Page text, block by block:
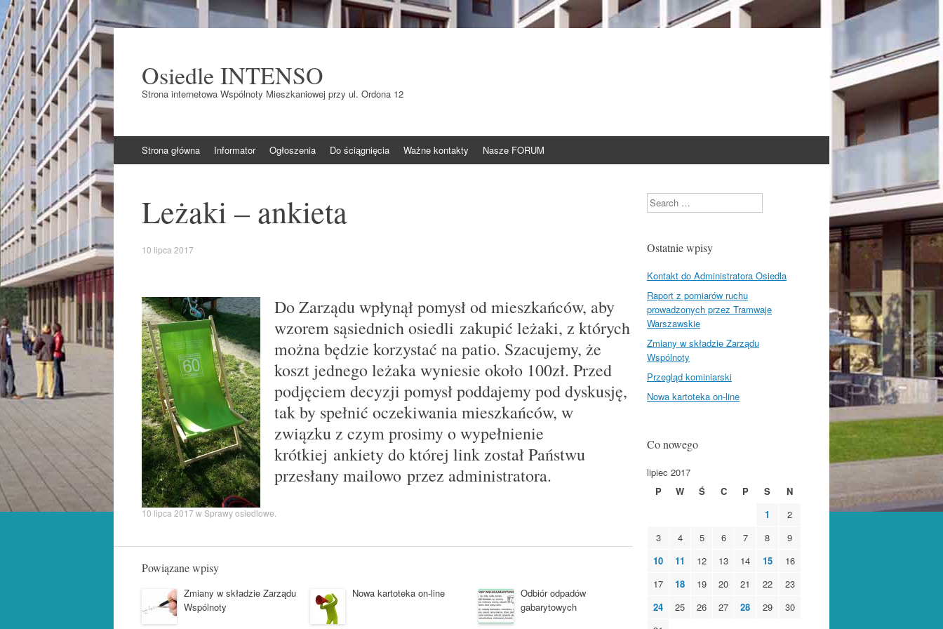
Osiedle INTENSO
Strona internetowa Wspólnoty Mieszkaniowej przy ul. Ordona 12
Skocz doStrona główna Informator Ogłoszenia Do ściągnięcia Ważne kontakty Nasze FORUM
Leżaki – ankieta
10 lipca 2017
Do Zarządu wpłynął pomysł od mieszkańców, aby
wzorem sąsiednich osiedli zakupić leżaki, z których
można będzie korzystać na patio. Szacujemy, że
koszt jednego leżaka wyniesie około 100zł. Przed
podjęciem decyzji pomysł poddajemy pod dyskusję,
tak by spełnić oczekiwania mieszkańców, w
związku z czym prosimy o wypełnienie
krótkiej ankiety do której link został Państwu
przesłany mailowo przez administratora.
10 lipca 2017 wSprawy osiedlowe
Powiązane wpisy
Zmiany w składzie Zarządu
Wspólnoty
Nowa kartoteka on-line
Odbiór odpadów
gabarytowych
Search
Ostatnie wpisy
Kontakt do Administratora Osiedla
Raport z pomiarów ruchu
prowadzonych przez Tramwaje
Warszawskie
Zmiany w składzie Zarządu
Wspólnoty
Przegląd kominiarski
Nowa kartoteka on-line
Co nowego
lipiec 2017
P
W Ś C P S
N
1
2
3
4 5 6 7 8
9
10
11 12 13 14 15
16
17
18 19 20 21 22
23
24
25 26 27 28 29
30